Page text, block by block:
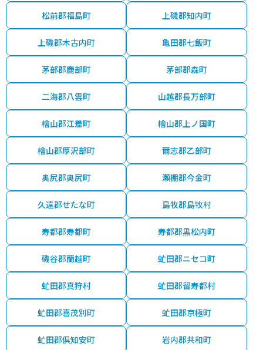
松前郡福島町 上磯郡知内町
上磯郡木古内町 亀田郡七飯町
茅部郡鹿部町 茅部郡森町
二海郡八雲町 山越郡長万部町
檜山郡江差町 檜山郡上ノ国町
檜山郡厚沢部町 爾志郡乙部町
奥尻郡奥尻町 瀬棚郡今金町
久遠郡せたな町 島牧郡島牧村
寿都郡寿都町 寿都郡黒松内町
磯谷郡蘭越町 虻田郡ニセコ町
虻田郡真狩村 虻田郡留寿都村
虻田郡喜茂別町 虻田郡京極町
虻田郡倶知安町 岩内郡共和町